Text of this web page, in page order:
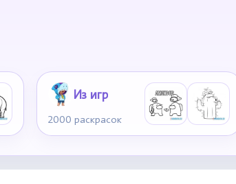
Из игр
2000 раскрасок